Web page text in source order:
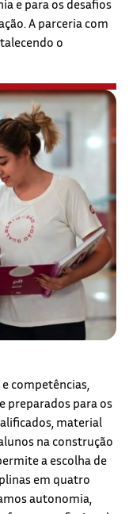
e para os desafios
A parceria com
o
competências,
preparados para os
material
na construção
a escolha de
em quatro
autonomia,